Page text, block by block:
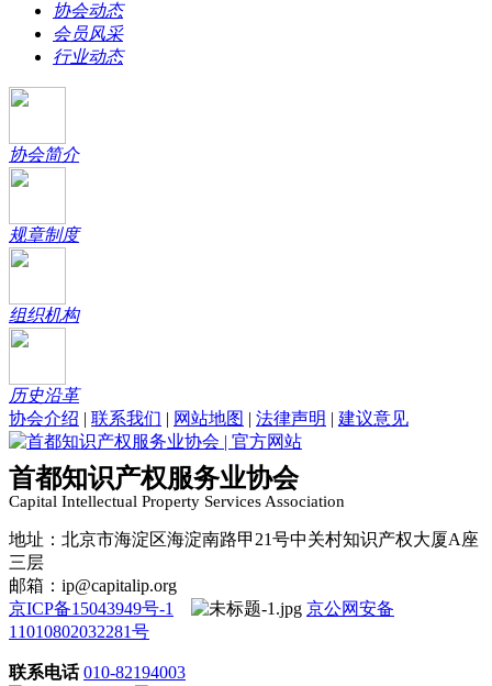
协会动态
会员风采
行业动态
协会简介
规章制度
组织机构
历史沿革
协会介绍
联系我们 网站地图 法律声明 建议意见
首都知识产权服务业协会
Capital Intellectual Property Services Association
地址：北京市海淀区海淀南路甲21号中关村知识产权大厦A座
三层
邮箱：ip@capitalip.org
京ICP备15043949号-1
京公网安备
11010802032281号
联系电话 010-82194003